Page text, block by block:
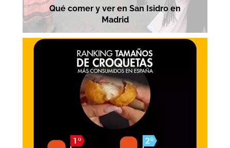
Qué comer y ver en San Isidro en
Madrid